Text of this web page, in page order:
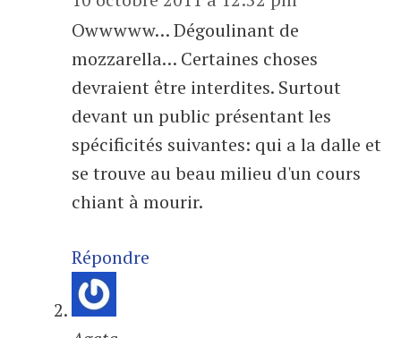
Owwwww… Dégoulinant de
mozzarella… Certaines choses
devraient être interdites. Surtout
devant un public présentant les
spécificités suivantes: qui a la dalle et
se trouve au beau milieu d'un cours
chiant à mourir.
Répondre